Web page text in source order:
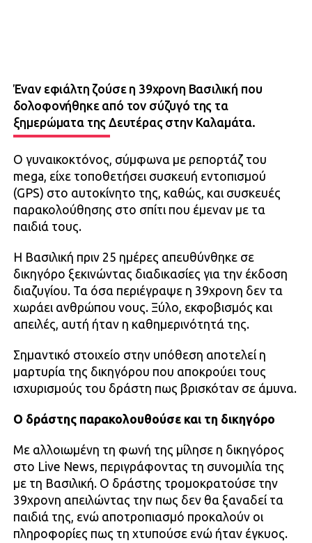
Έναν εφιάλτη ζούσε η 39χρονη Βασιλική που
δολοφονήθηκε από τον σύζυγό της τα
ξημερώματα της Δευτέρας στην Καλαμάτα.
Ο γυναικοκτόνος, σύμφωνα με ρεπορτάζ του
mega, είχε τοποθετήσει συσκευή εντοπισμού
(GPS) στο αυτοκίνητο της, καθώς, και συσκευές
παρακολούθησης στο σπίτι που έμεναν με τα
παιδιά τους.
Η Βασιλική πριν 25 ημέρες απευθύνθηκε σε
δικηγόρο ξεκινώντας διαδικασίες για την έκδοση
διαζυγίου. Τα όσα περιέγραψε η 39χρονη δεν τα
χωράει ανθρώπου νους. Ξύλο, εκφοβισμός και
απειλές, αυτή ήταν η καθημερινότητά της.
Σημαντικό στοιχείο στην υπόθεση αποτελεί η
μαρτυρία της δικηγόρου που αποκρούει τους
ισχυρισμούς του δράστη πως βρισκόταν σε άμυνα.
Ο δράστης παρακολουθούσε και τη δικηγόρο
Με αλλοιωμένη τη φωνή της μίλησε η δικηγόρος
στο Live News, περιγράφοντας τη συνομιλία της
με τη Βασιλική. Ο δράστης τρομοκρατούσε την
39χρονη απειλώντας την πως δεν θα ξαναδεί τα
παιδιά της, ενώ αποτροπιασμό προκαλούν οι
πληροφορίες πως τη χτυπούσε ενώ ήταν έγκυος.